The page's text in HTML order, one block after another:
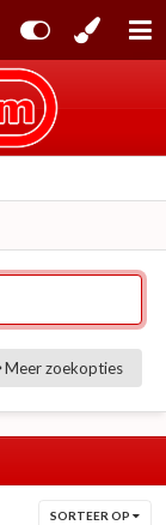
Meer zoekopties
SORTEER OP